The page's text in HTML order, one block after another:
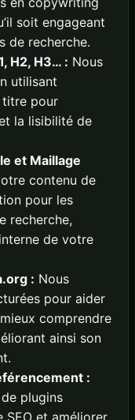
soit engageant
de recherche.
H2, H3… : Nous
utilisant
titre pour
la lisibilité de
et Maillage
contenu de
pour les
recherche,
de votre
: Nous
pour aider
comprendre
ainsi son
:
plugins